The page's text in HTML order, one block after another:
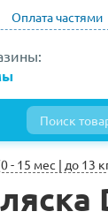
Оплата частями
- 15 мес | до 13